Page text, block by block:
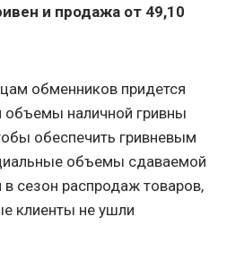
и продажа от 49,10
обменников придется
объемы наличной гривны
обеспечить гривневым
объемы сдаваемой
сезон распродаж товаров,
клиенты не ушли